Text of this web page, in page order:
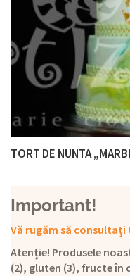
TORT DE NUNTA
Important!
Vă rugăm să
Atenție! Produsele
(2), gluten (3), fructe în